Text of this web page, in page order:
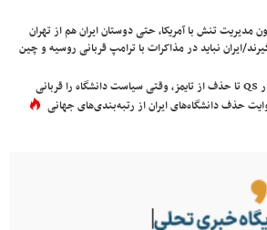
مدیریت تنش با آمریکا، حتی دوستان ایران هم از تهران
ایران نباید در مذاکرات با ترامپ قربانی روسیه و چین
از سقوط در QS تا حذف از تایمز، وقتی سیاست دانشگاه را قربانی
حذف دانشگاه‌های ایران از رتبه‌بندی‌های جهانی